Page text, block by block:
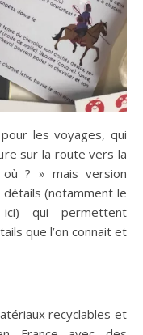
les voyages, qui
sur la route vers la
? » mais version
détails (notamment le
ici) qui permettent
que l’on connait et
recyclables et